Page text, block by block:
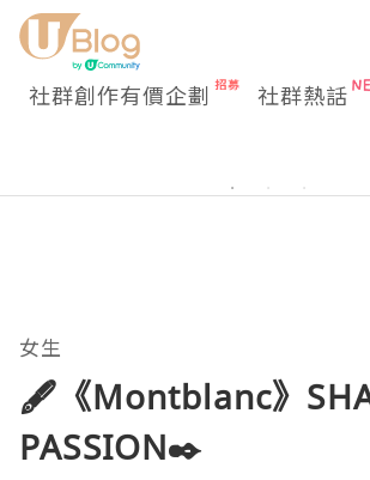
社群創作有價企劃 社群熱話
女生
🖋️《Montblanc》
PASSION✒️